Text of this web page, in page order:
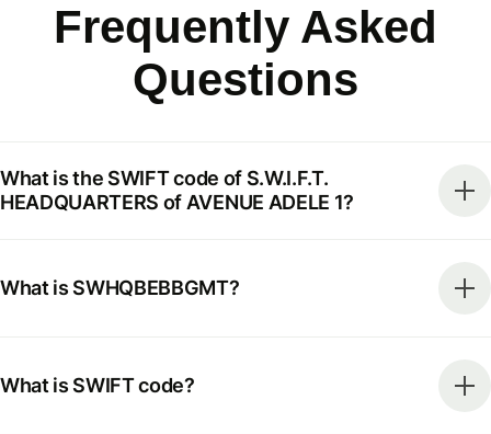
Frequently Asked
Questions
What is the SWIFT code of S.W.I.F.T.
HEADQUARTERS of AVENUE ADELE 1?
What is SWHQBEBBGMT?
What is SWIFT code?